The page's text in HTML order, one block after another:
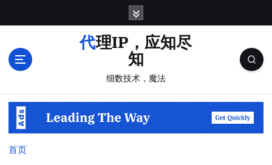
代理IP，应知尽
知
细数技术，魔法
首页